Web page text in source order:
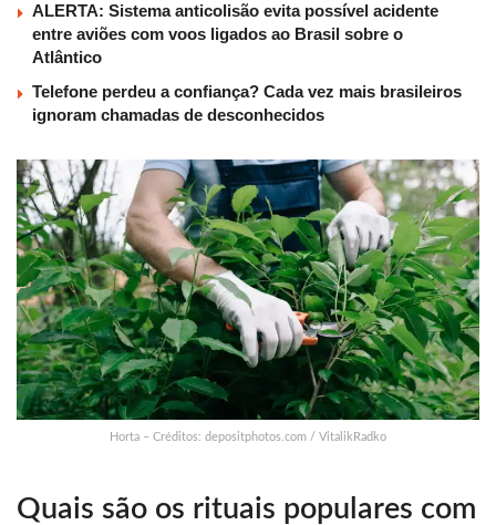
ALERTA: Sistema anticolisão evita possível acidente
entre aviões com voos ligados ao Brasil sobre o
Atlântico
Telefone perdeu a confiança? Cada vez mais brasileiros
ignoram chamadas de desconhecidos
Horta – Créditos: depositphotos.com / VitalikRadko
Quais são os rituais populares com